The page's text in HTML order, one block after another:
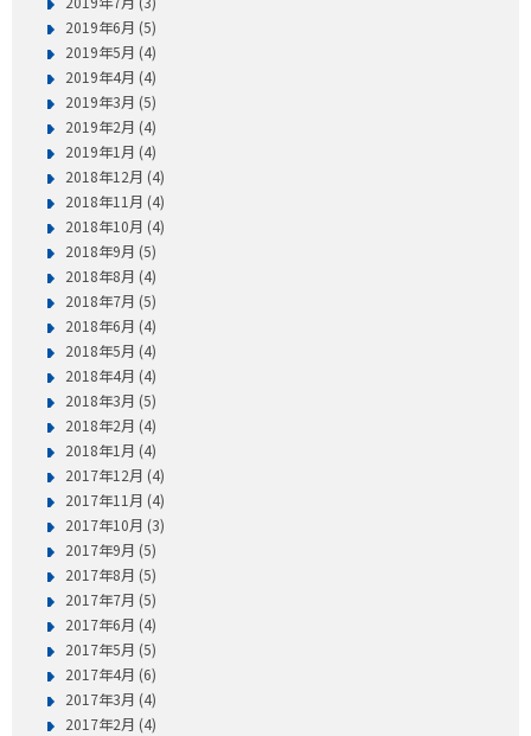
2019年6月 (5)
2019年5月 (4)
2019年4月 (4)
2019年3月 (5)
2019年2月 (4)
2019年1月 (4)
2018年12月 (4)
2018年11月 (4)
2018年10月 (4)
2018年9月 (5)
2018年8月 (4)
2018年7月 (5)
2018年6月 (4)
2018年5月 (4)
2018年4月 (4)
2018年3月 (5)
2018年2月 (4)
2018年1月 (4)
2017年12月 (4)
2017年11月 (4)
2017年10月 (3)
2017年9月 (5)
2017年8月 (5)
2017年7月 (5)
2017年6月 (4)
2017年5月 (5)
2017年4月 (6)
2017年3月 (4)
2017年2月 (4)